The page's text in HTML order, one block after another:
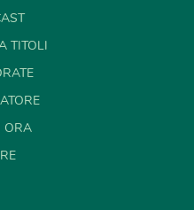
TITOLI
ORA